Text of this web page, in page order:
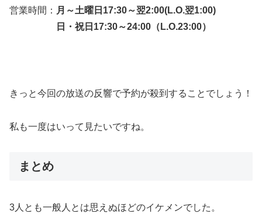
営業時間： 月～土曜日17:30～翌2:00(L.O.翌1:00)
日・祝日17:30～24:00（L.O.23:00）
きっと今回の放送の反響で予約が殺到することでしょう！
私も一度はいって見たいですね。
まとめ
3人とも一般人とは思えぬほどのイケメンでした。